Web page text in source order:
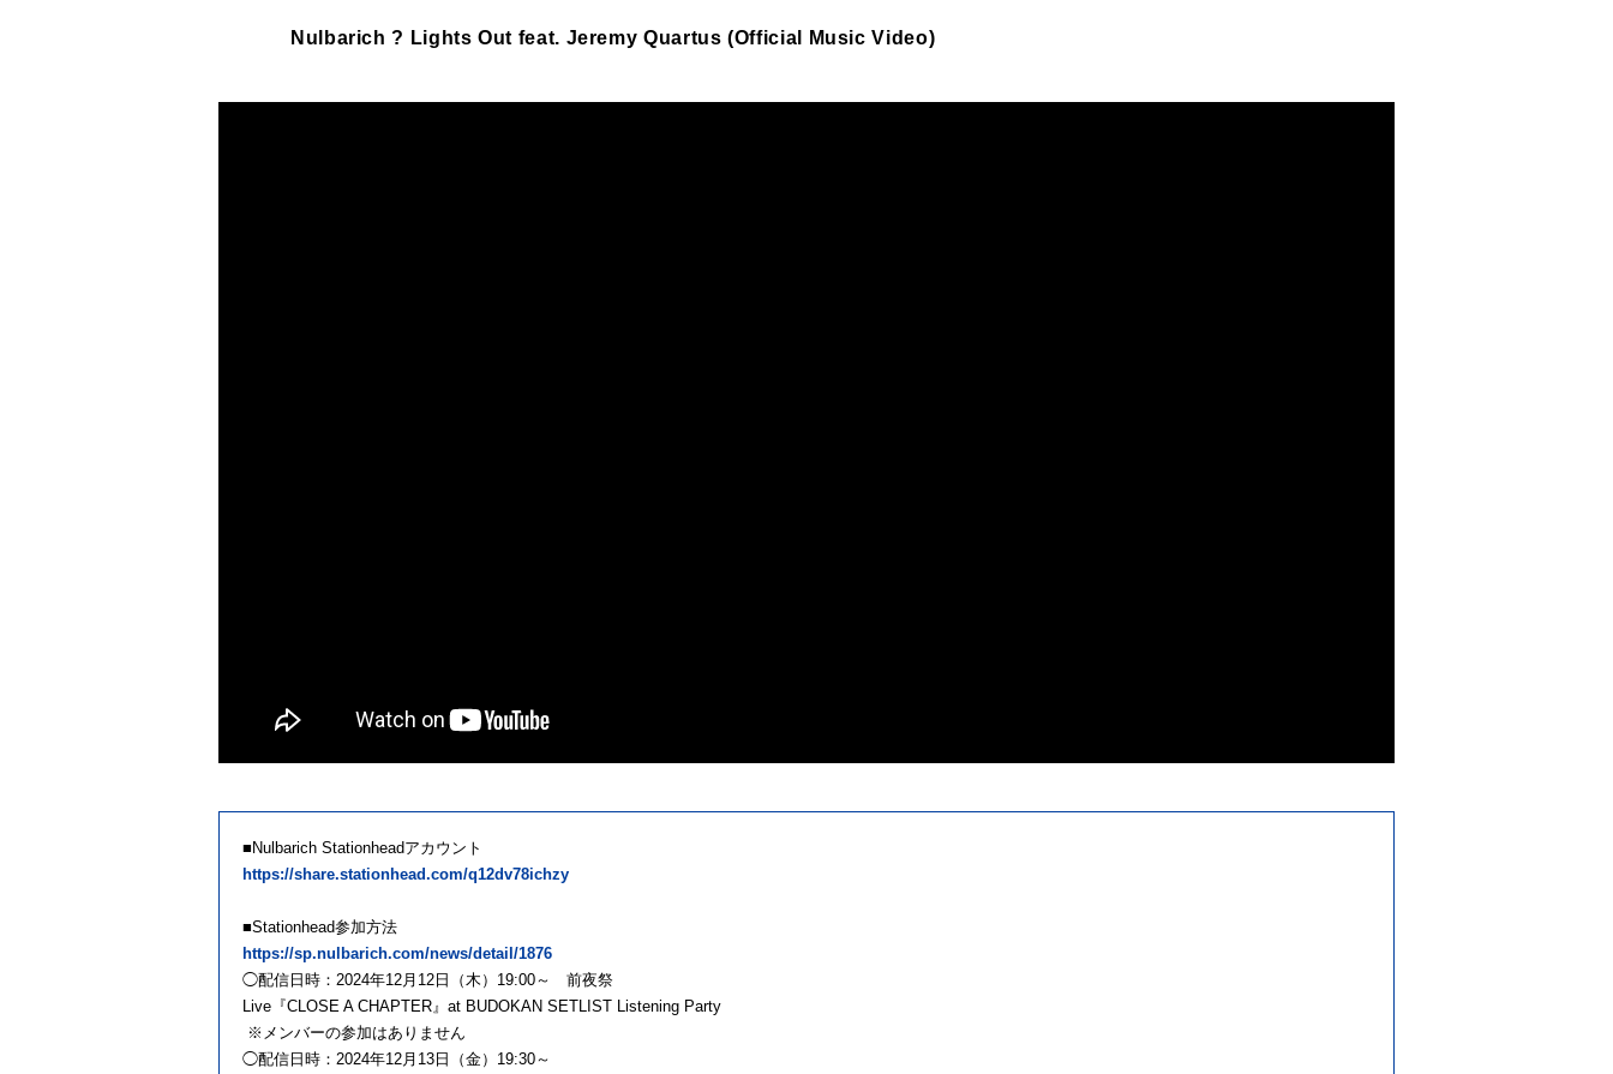
Nulbarich ? Lights Out feat. Jeremy Quartus (Official Music Video)
■Nulbarich Stationheadアカウント
https://share.stationhead.com/q12dv78ichzy
■Stationhead参加方法
https://sp.nulbarich.com/news/detail/1876
◯配信日時：2024年12月12日（木）19:00～ 前夜祭
Live『CLOSE A CHAPTER』at BUDOKAN SETLIST Listening Party
※メンバーの参加はありません
◯配信日時：2024年12月13日（金）19:30～